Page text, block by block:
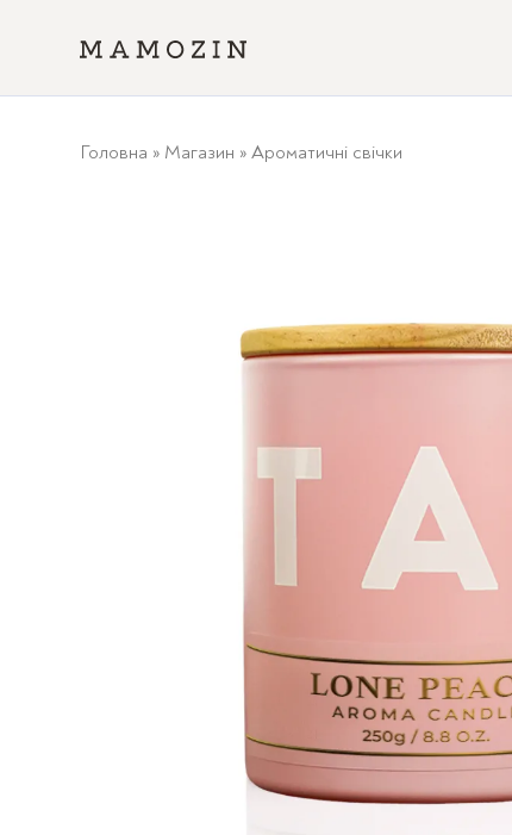
Головна » Магазин » Ароматичні свічки